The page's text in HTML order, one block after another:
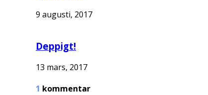
9 augusti, 2017
Deppigt!
13 mars, 2017
1 kommentar